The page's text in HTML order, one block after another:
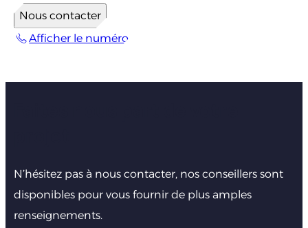
Nous contacter
Afficher le numéro
N’hésitez pas à nous contacter, nos conseillers sont
disponibles pour vous fournir de plus amples
renseignements.